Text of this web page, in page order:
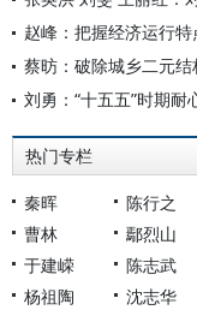
赵峰：把握经济运行
蔡昉：破除城乡二元结
刘勇：“十五五”时期耐
热门专栏
秦晖 陈行之
曹林
鄢烈山
于建嵘
陈志武
杨祖陶
沈志华